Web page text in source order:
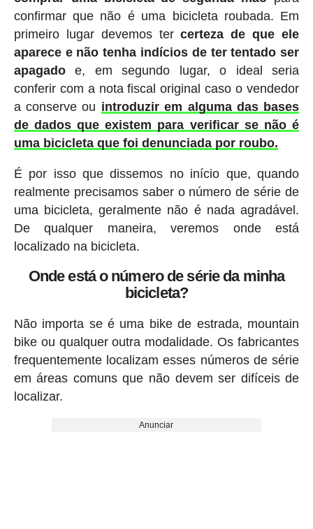
confirmar que não é uma bicicleta roubada. Em
primeiro lugar devemos tercerteza de que ele
aparece e não tenha indícios de ter tentado ser
apagadoe, em segundo lugar, o ideal seria
conferir com a nota fiscal original caso o vendedor
a conserve ou introduzir em alguma das bases
de dados que existem para verificar se não é
uma bicicleta que foi denunciada por roubo.
É por isso que dissemos no início que, quando
realmente precisamos saber o número de série de
uma bicicleta, geralmente não é nada agradável.
De qualquer maneira, veremos onde está
localizado na bicicleta.
Onde está o número de série da minha
bicicleta?
Não importa se é uma bike de estrada, mountain
bike ou qualquer outra modalidade. Os fabricantes
frequentemente localizam esses números de série
em áreas comuns que não devem ser difíceis de
localizar.
Anunciar